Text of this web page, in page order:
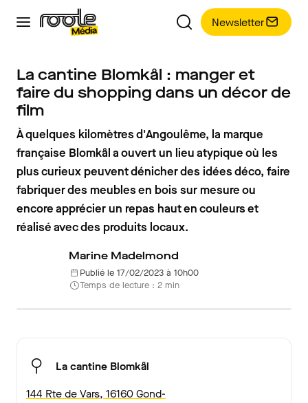
Newsletter
La cantine Blomkål : manger et
faire du shopping dans un décor de
film
À quelques kilomètres d'Angoulême, la marque
française Blomkål a ouvert un lieu atypique où les
plus curieux peuvent dénicher des idées déco, faire
fabriquer des meubles en bois sur mesure ou
encore apprécier un repas haut en couleurs et
réalisé avec des produits locaux.
Marine Madelmond
Publié le 17/02/2023 à 10h00
Temps de lecture : 2 min
La cantine Blomkål
144 Rte de Vars, 16160 Gond-